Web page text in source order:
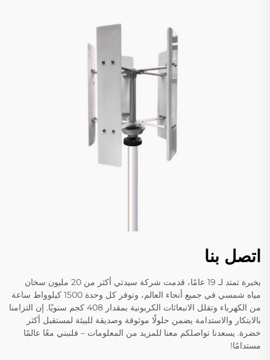
اتصل بنا
بخبرة تمتد لـ 19 عامًا، قدمت شركة سيدتي أكثر من 20 مليون سخان
مياه شمسي في جميع أنحاء العالم، وتوفر كل وحدة 1500 كيلوواط ساعة
من الكهرباء وتقلل الانبعاثات الكربونية بمقدار 408 كجم سنويًا. إن التزامنا
بالابتكار والاستدامة يضمن حلولًا موثوقة وصديقة للبيئة لمستقبل أكثر
خضرة. يسعدنا تواصلكم معنا للمزيد من المعلومات – فلنبني معًا عالمًا
مستدامًا!